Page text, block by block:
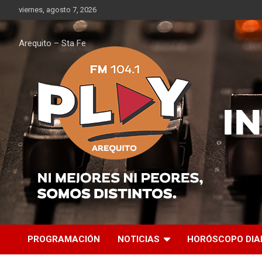
al
contenido
viernes, agosto 7, 2026
Arequito – Sta Fe
PROGRAMACIÓN NOTICIAS HORÓSCOPO